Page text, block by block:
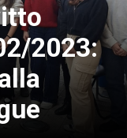
2023: